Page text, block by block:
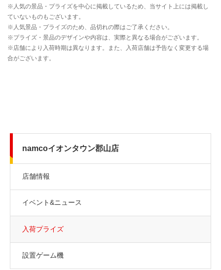
namcoイオンタウン郡山店
店舗情報
イベント&ニュース
入荷プライズ
設置ゲーム機